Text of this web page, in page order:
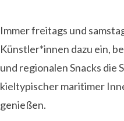
Immer freitags und
Künstler*innen dazu ein,
und regionalen Snacks die
kieltypischer maritimer
genießen.